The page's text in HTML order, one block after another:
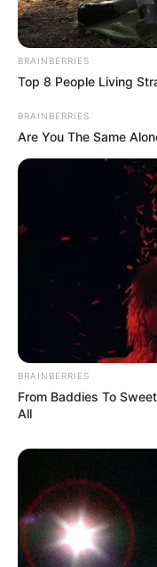
BRAINBERRIES
Top 8 People Living
BRAINBERRIES
Are You The Same
BRAINBERRIES
From Baddies To
All